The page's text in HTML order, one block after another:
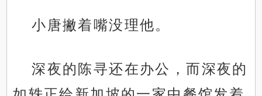
小唐撇着嘴没理他。
深夜的陈寻还在办公，而深夜的